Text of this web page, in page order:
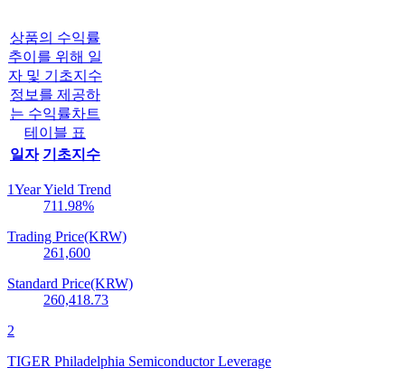
상품의 수익률
추이를 위해 일
자 및 기초지수
정보를 제공하
는 수익률차트
테이블 표
일자 기초지수
1Year Yield Trend
711.98%
Trading Price(KRW)
261,600
Standard Price(KRW)
260,418.73
2
TIGER Philadelphia Semiconductor Leverage